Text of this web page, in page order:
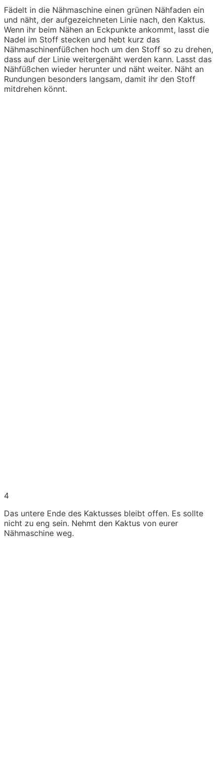
Fädelt in die Nähmaschine einen grünen Nähfaden ein
und näht, der aufgezeichneten Linie nach, den Kaktus.
Wenn ihr beim Nähen an Eckpunkte ankommt, lasst die
Nadel im Stoff stecken und hebt kurz das
Nähmaschinenfüßchen hoch um den Stoff so zu drehen,
dass auf der Linie weitergenäht werden kann. Lasst das
Nähfüßchen wieder herunter und näht weiter. Näht an
Rundungen besonders langsam, damit ihr den Stoff
mitdrehen könnt.
4
Das untere Ende des Kaktusses bleibt offen. Es sollte
nicht zu eng sein. Nehmt den Kaktus von eurer
Nähmaschine weg.